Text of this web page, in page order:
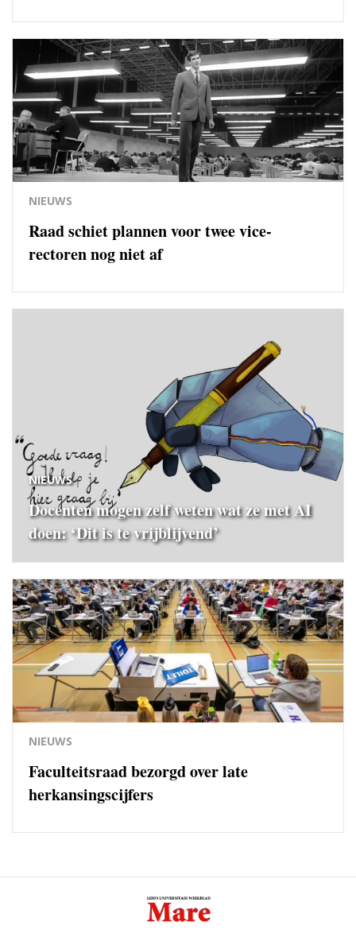
NIEUWS
Raad schiet plannen voor twee vice-
rectoren nog niet af
NIEUWS
Docenten mogen zelf weten wat ze met AI
doen: ‘Dit is te vrijblijvend’
NIEUWS
Faculteitsraad bezorgd over late
herkansingscijfers